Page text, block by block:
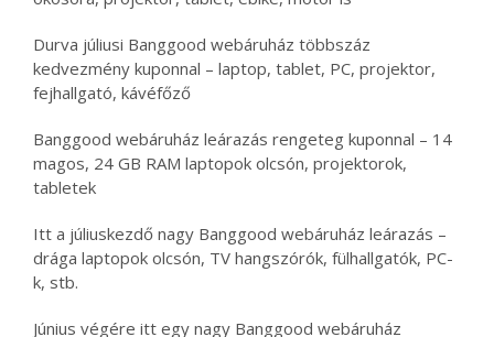
Durva júliusi Banggood webáruház többszáz
kedvezmény kuponnal – laptop, tablet, PC, projektor,
fejhallgató, kávéfőző
Banggood webáruház leárazás rengeteg kuponnal – 14
magos, 24 GB RAM laptopok olcsón, projektorok,
tabletek
Itt a júliuskezdő nagy Banggood webáruház leárazás –
drága laptopok olcsón, TV hangszórók, fülhallgatók, PC-
k, stb.
Június végére itt egy nagy Banggood webáruház